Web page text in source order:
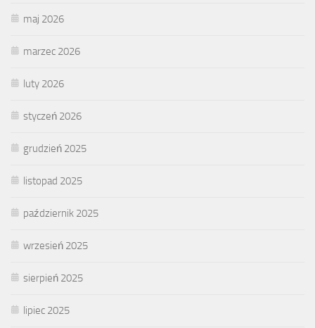
maj 2026
marzec 2026
luty 2026
styczeń 2026
grudzień 2025
listopad 2025
październik 2025
wrzesień 2025
sierpień 2025
lipiec 2025